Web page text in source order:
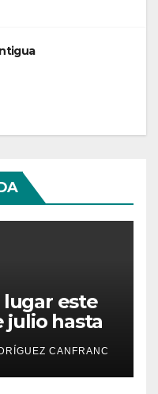
lugar este
julio hasta
la
y el
CANFRANC